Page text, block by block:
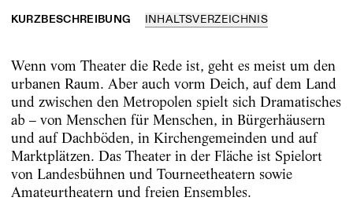
KURZBESCHREIBUNG INHALTSVERZEICHNIS
Wenn vom Theater die Rede ist, geht es meist um den
urbanen Raum. Aber auch vorm Deich, auf dem Land
und zwischen den Metropolen spielt sich Dramatisches
ab – von Menschen für Menschen, in Bürgerhäusern
und auf Dachböden, in Kirchengemeinden und auf
Marktplätzen. Das Theater in der Fläche ist Spielort
von Landesbühnen und Tourneetheatern sowie
Amateurtheatern und freien Ensembles.